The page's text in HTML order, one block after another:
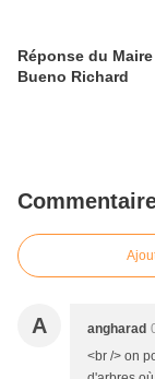
Réponse du
Bueno Richard
A angharad
<br /> on